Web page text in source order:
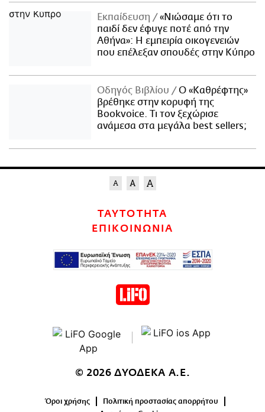
Εκπαίδευση
«Νιώσαμε ότι το
παιδί δεν έφυγε ποτέ από την
Αθήνα»: Η εμπειρία οικογενειών
που επέλεξαν σπουδές στην Κύπρο
Οδηγός Βιβλίου
Ο «Καθρέφτης»
βρέθηκε στην κορυφή της
Bookvoice. Τι τον ξεχώρισε
ανάμεσα στα μεγάλα best sellers;
ΤΑΥΤΟΤΗΤΑ
ΕΠΙΚΟΙΝΩΝΙΑ
© 2026 ΔΥΟΔΕΚΑ Α.Ε.
Όροι χρήσης
Πολιτική προστασίας απορρήτου